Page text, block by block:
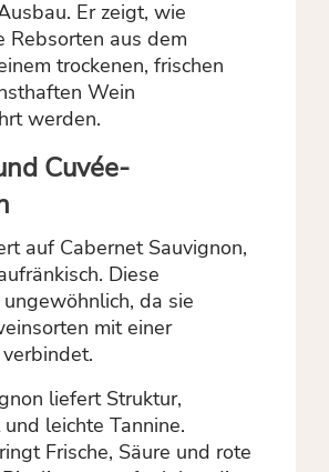
Er zeigt, wie
Rebsorten aus dem
trockenen, frischen
Wein
werden.
Cuvée-
auf Cabernet Sauvignon,
Diese
da sie
mit einer
liefert Struktur,
leichte Tannine.
Frische, Säure und rote